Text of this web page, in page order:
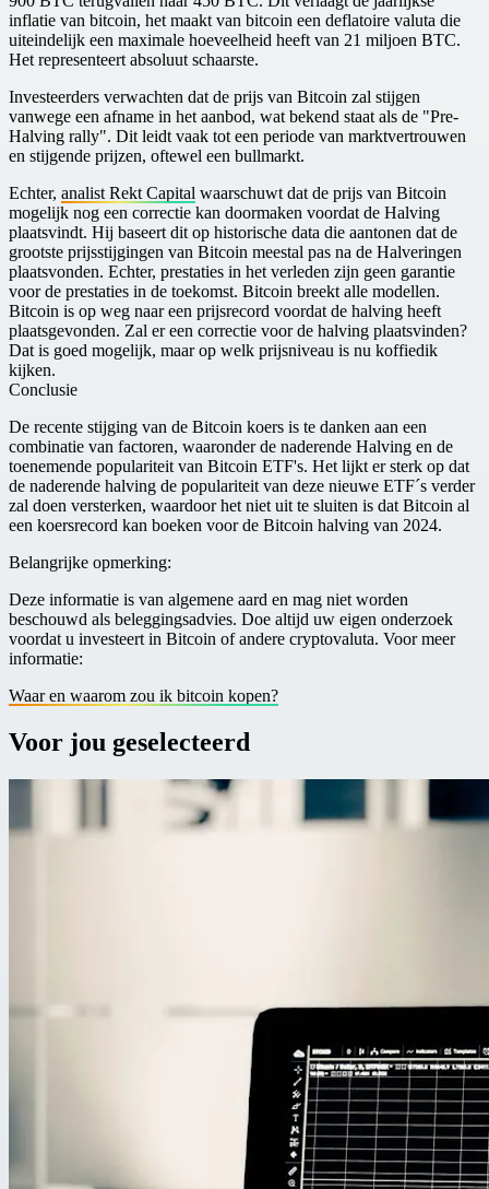
inflatie van bitcoin, het maakt van bitcoin een deflatoire valuta die
uiteindelijk een maximale hoeveelheid heeft van 21 miljoen BTC.
Het representeert absoluut schaarste.
Investeerders verwachten dat de prijs van Bitcoin zal stijgen
vanwege een afname in het aanbod, wat bekend staat als de "Pre-
Halving rally". Dit leidt vaak tot een periode van marktvertrouwen
en stijgende prijzen, oftewel een bullmarkt.
Echter, analist Rekt Capital waarschuwt dat de prijs van Bitcoin
mogelijk nog een correctie kan doormaken voordat de Halving
plaatsvindt. Hij baseert dit op historische data die aantonen dat de
grootste prijsstijgingen van Bitcoin meestal pas na de Halveringen
plaatsvonden. Echter, prestaties in het verleden zijn geen garantie
voor de prestaties in de toekomst. Bitcoin breekt alle modellen.
Bitcoin is op weg naar een prijsrecord voordat de halving heeft
plaatsgevonden. Zal er een correctie voor de halving plaatsvinden?
Dat is goed mogelijk, maar op welk prijsniveau is nu koffiedik
kijken.
Conclusie
De recente stijging van de Bitcoin koers is te danken aan een
combinatie van factoren, waaronder de naderende Halving en de
toenemende populariteit van Bitcoin ETF's. Het lijkt er sterk op dat
de naderende halving de populariteit van deze nieuwe ETF´s verder
zal doen versterken, waardoor het niet uit te sluiten is dat Bitcoin al
een koersrecord kan boeken voor de Bitcoin halving van 2024.
Belangrijke opmerking:
Deze informatie is van algemene aard en mag niet worden
beschouwd als beleggingsadvies. Doe altijd uw eigen onderzoek
voordat u investeert in Bitcoin of andere cryptovaluta. Voor meer
informatie:
W aar en waarom zou ik bitcoin kopen?
Voor jou geselecteerd